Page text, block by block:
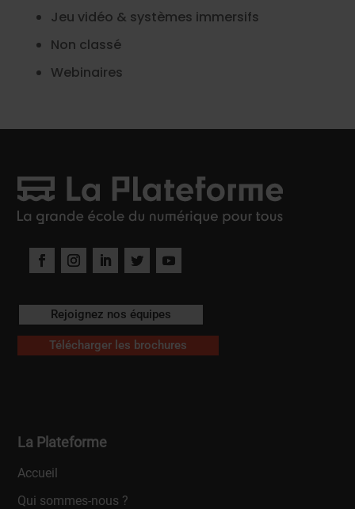
Jeu vidéo & systèmes immersifs
Non classé
Webinaires
Rejoignez nos équipes
Télécharger les brochures
La Plateforme
Accueil
Qui sommes-nous ?